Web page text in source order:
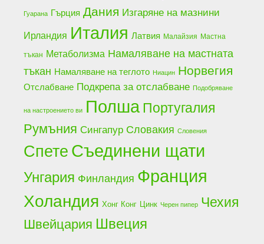
Гуарана Гърция Дания Изгаряне на мазнини
Ирландия Италия Латвия Малайзия Мастна
тъкан Метаболизма Намаляване на мастната
тъкан Намаляване на теглото Ниацин Норвегия
Отслабване Подкрепа за отслабване Подобряване
на настроението ви Полша Португалия
Румъния Сингапур Словакия Словения
Спете Съединени щати
Унгария Финландия Франция
Холандия Хонг Конг Цинк Черен пипер Чехия
Швейцария Швеция